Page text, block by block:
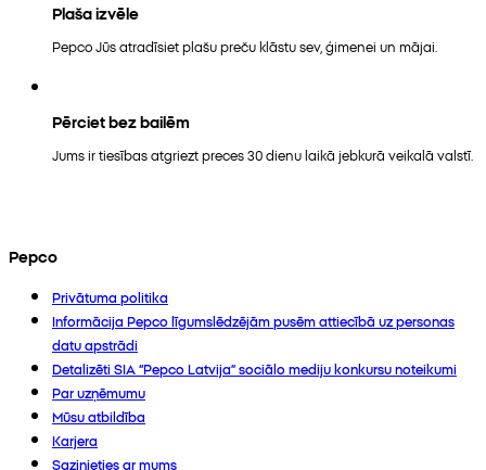
Plaša izvēle
Pepco Jūs atradīsiet plašu preču klāstu sev, ģimenei un mājai.
Pērciet bez bailēm
Jums ir tiesības atgriezt preces 30 dienu laikā jebkurā veikalā valstī.
Pepco
Privātuma politika
Informācija Pepco līgumslēdzējām pusēm attiecībā uz personas
datu apstrādi
Detalizēti SIA “Pepco Latvija” sociālo mediju konkursu noteikumi
Par uzņēmumu
Mūsu atbildība
Karjera
Sazinieties ar mums